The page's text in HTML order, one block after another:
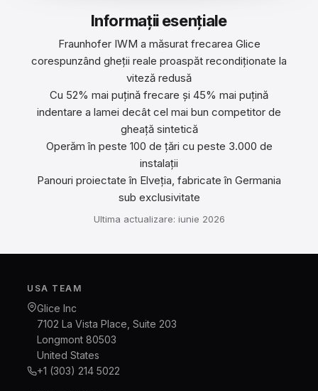
Informații esențiale
Fraunhofer IWM a măsurat frecarea Glice
corespunzând gheții reale proaspăt recondiționate la
viteză redusă
Cu 52% mai puțină frecare și 45% mai puțină
indentare a lamei decât cel mai bun competitor de
gheață sintetică
Operăm în peste 100 de țări cu peste 3.000 de
instalații
Panouri proiectate în Elveția, fabricate în Germania
sub exclusivitate
Ultima actualizare: iunie 2026
USA TEAM
Glice Inc
7102 La Vista Place, Suite 203
Longmont 80503
United States
+1 (303) 214 5022